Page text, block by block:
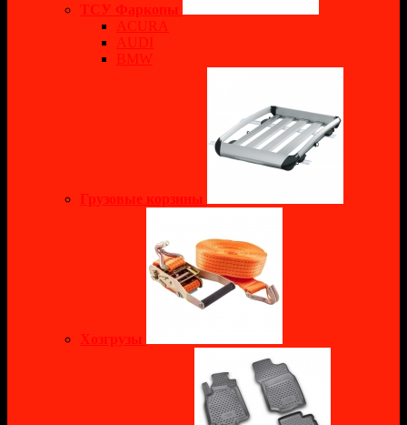
ТСУ Фаркопы
ACURA
AUDI
BMW
Грузовые корзины
Хозгрузы